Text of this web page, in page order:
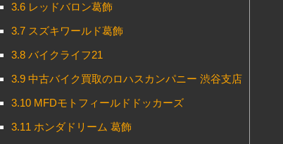
3.6レッドバロン葛飾
3.7スズキワールド葛飾
3.8バイクライフ21
3.9中古バイク買取のロハスカンパニー 渋谷支店
3.10MFDモトフィールドドッカーズ
3.11ホンダドリーム 葛飾